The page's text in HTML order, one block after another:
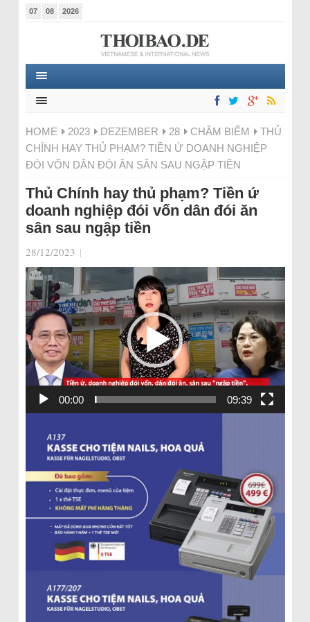
07 08 2026
HOME 2023 DEZEMBER 28 CHÂM BIẾM
THỦ
CHÍNH HAY THỦ PHẠM? TIỀN Ứ DOANH NGHIỆP
ĐÓI VỐN DÂN ĐÓI ĂN SÂN SAU NGẬP TIỀN
Thủ Chính hay thủ phạm? Tiền ứ
doanh nghiệp đói vốn dân đói ăn
sân sau ngập tiền
28/12/2023 |
Video-
Player
00:00 09:39